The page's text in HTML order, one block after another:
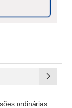
ordinárias